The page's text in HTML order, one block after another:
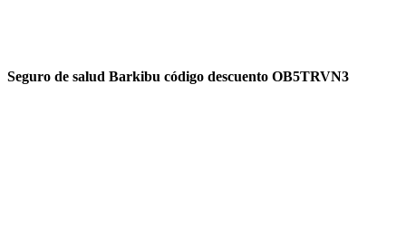
Seguro de salud Barkibu código descuento OB5TRVN3